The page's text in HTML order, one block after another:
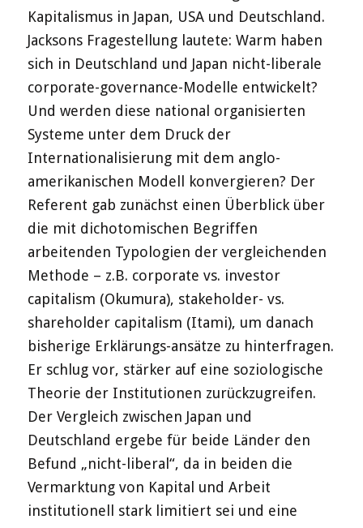
Kapitalismus in Japan, USA und Deutschland.
Jacksons Fragestellung lautete: Warm haben
sich in Deutschland und Japan nicht-liberale
corporate-governance-Modelle entwickelt?
Und werden diese national organisierten
Systeme unter dem Druck der
Internationalisierung mit dem anglo-
amerikanischen Modell konvergieren? Der
Referent gab zunächst einen Überblick über
die mit dichotomischen Begriffen
arbeitenden Typologien der vergleichenden
Methode – z.B. corporate vs. investor
capitalism (Okumura), stakeholder- vs.
shareholder capitalism (Itami), um danach
bisherige Erklärungs-ansätze zu hinterfragen.
Er schlug vor, stärker auf eine soziologische
Theorie der Institutionen zurückzugreifen.
Der Vergleich zwischen Japan und
Deutschland ergebe für beide Länder den
Befund „nicht-liberal“, da in beiden die
Vermarktung von Kapital und Arbeit
institutionell stark limitiert sei und eine